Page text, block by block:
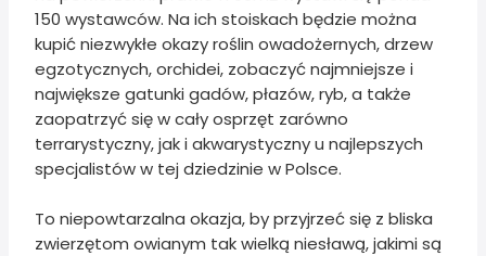
150 wystawców. Na ich stoiskach będzie można
kupić niezwykłe okazy roślin owadożernych, drzew
egzotycznych, orchidei, zobaczyć najmniejsze i
największe gatunki gadów, płazów, ryb, a także
zaopatrzyć się w cały osprzęt zarówno
terrarystyczny, jak i akwarystyczny u najlepszych
specjalistów w tej dziedzinie w Polsce.
To niepowtarzalna okazja, by przyjrzeć się z bliska
zwierzętom owianym tak wielką niesławą, jakimi są